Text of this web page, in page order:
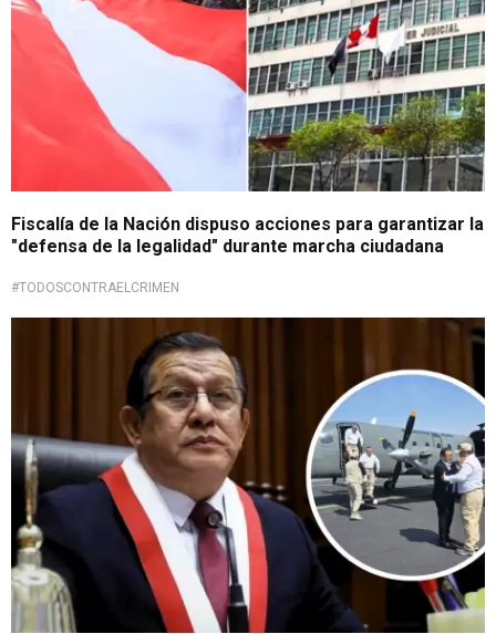
Fiscalía de la Nación dispuso acciones para garantizar la
"defensa de la legalidad" durante marcha ciudadana
#TODOSCONTRAELCRIMEN
Realizará un mejor trabajo